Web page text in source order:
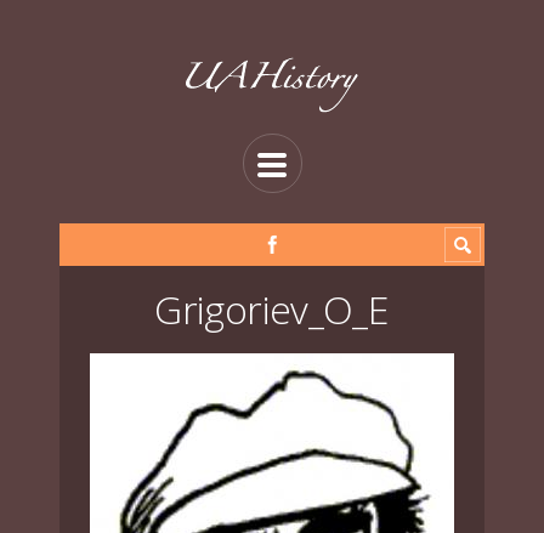
Grigoriev_O_E